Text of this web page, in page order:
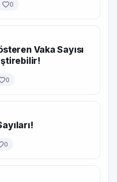
0
Vaka Sayısı
0
0